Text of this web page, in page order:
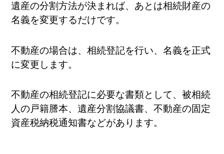
遺産の分割方法が決まれば、あとは相続財産の
名義を変更するだけです。
不動産の場合は、相続登記を行い、名義を正式
に変更します。
不動産の相続登記に必要な書類として、被相続
人の戸籍謄本、遺産分割協議書、不動産の固定
資産税納税通知書などがあります。